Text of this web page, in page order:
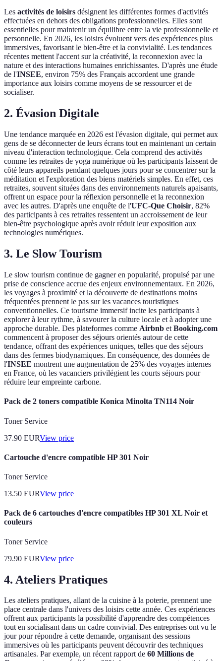
Les activités de loisirs désignent les différentes formes d'activités
effectuées en dehors des obligations professionnelles. Elles sont
essentielles pour maintenir un équilibre entre la vie professionnelle et
personnelle. En 2026, les loisirs évoluent vers des expériences plus
immersives, favorisant le bien-être et la convivialité. Les tendances
récentes mettent l'accent sur la créativité, la reconnexion avec la
nature et des interactions humaines enrichissantes. D'après une étude
de l'INSEE, environ 75% des Français accordent une grande
importance aux loisirs comme moyens de se ressourcer et de
socialiser.
2. Évasion Digitale
Une tendance marquée en 2026 est l'évasion digitale, qui permet aux
gens de se déconnecter de leurs écrans tout en maintenant un certain
niveau d'interaction technologique. Cela comprend des activités
comme les retraites de yoga numérique où les participants laissent de
côté leurs appareils pendant quelques jours pour se concentrer sur la
méditation et l'exploration des biens matériels simples. En effet, ces
retraites, souvent situées dans des environnements naturels apaisants,
offrent un espace pour la réflexion personnelle et la reconnexion
avec les autres. D'après une enquête de l'UFC-Que Choisir, 82%
des participants à ces retraites ressentent un accroissement de leur
bien-être psychologique après avoir réduit leur exposition aux
technologies numériques.
3. Le Slow Tourism
Le slow tourism continue de gagner en popularité, propulsé par une
prise de conscience accrue des enjeux environnementaux. En 2026,
les voyages à proximité et la découverte de destinations moins
fréquentées prennent le pas sur les vacances touristiques
conventionnelles. Ce tourisme immersif incite les participants à
explorer à leur rythme, à savourer la culture locale et à adopter une
approche durable. Des plateformes comme Airbnb et Booking.com
commencent à proposer des séjours orientés autour de cette
tendance, offrant des expériences uniques, telles que des séjours
dans des fermes biodynamiques. En conséquence, des données de
l'INSEE montrent une augmentation de 25% des voyages internes
en France, où les vacanciers privilégient les courts séjours pour
réduire leur empreinte carbone.
Pack de 2 toners compatible Konica Minolta TN114 Noir
Toner Service
37.90 EURView price
Cartouche d'encre compatible HP 301 Noir
Toner Service
13.50 EURView price
Pack de 6 cartouches d'encre compatibles HP 301 XL Noir et
couleurs
Toner Service
79.90 EURView price
4. Ateliers Pratiques
Les ateliers pratiques, allant de la cuisine à la poterie, prennent une
place centrale dans l'univers des loisirs cette année. Ces expériences
offrent aux participants la possibilité d'apprendre des compétences
tout en socialisant dans un cadre convivial. Des entreprises ont vu le
jour pour répondre à cette demande, organisant des sessions
immersives où les participants peuvent découvrir des techniques
artisanales. Par exemple, un récent rapport de 60 Millions de